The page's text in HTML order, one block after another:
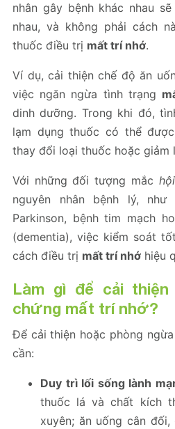
nhân gây bệnh khác nhau
nhau, và không phải cách
thuốc điều trị mất trí nhớ.
Ví dụ, cải thiện chế độ ăn
việc ngăn ngừa tình trạng
dinh dưỡng. Trong khi đó,
lạm dụng thuốc có thể
thay đổi loại thuốc hoặc giảm
Với những đối tượng mắc
nguyên nhân bệnh lý, như
Parkinson, bệnh tim mạch
(dementia), việc kiểm soát
cách điều trị mất trí nhớ hiệu
Làm gì để cải
chứng mất trí nhớ?
Để cải thiện hoặc phòng
cần:
Duy trì lối sống lành
thuốc lá và chất kích
xuyên; ăn uống cân